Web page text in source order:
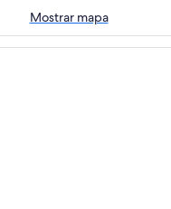
Mostrar mapa
Tub, 2 Kings, by